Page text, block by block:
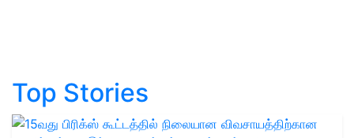
Top Stories